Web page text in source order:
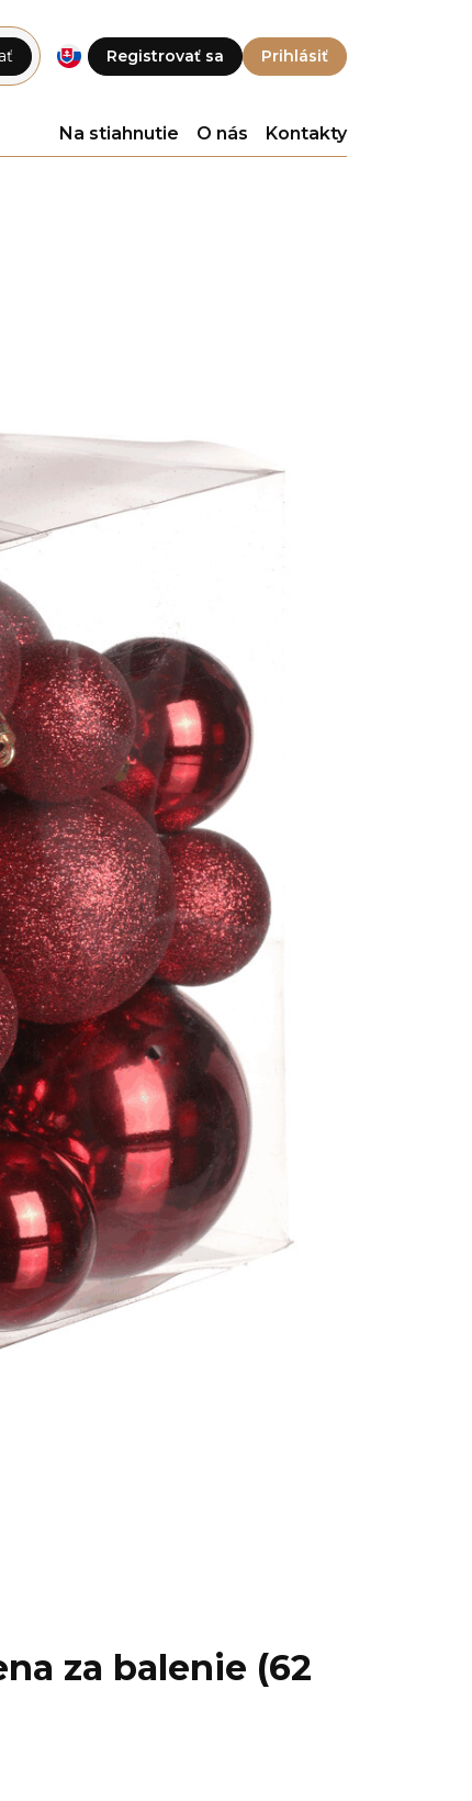
Registrovať sa Prihlásiť
Na stiahnutie O nás Kontakty
za balenie (62